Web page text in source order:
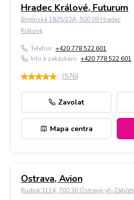
Hradec Králové, Futurum
Brněnská 1825/23A, 500 09 Hradec
Králové
Telefon: +420 778 522 601
Info k zakázkám: +420 778 522 601
(576)
Zavolat
Mapa centra
Ostrava, Avion
Rudná 3114, 700 30 Ostrava-jih-Zábřeh